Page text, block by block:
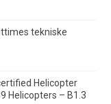
tekniske
Helicopter
Helicopters – B1.3